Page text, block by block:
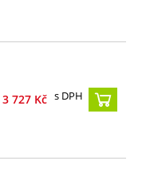
3 727 Kč s DPH